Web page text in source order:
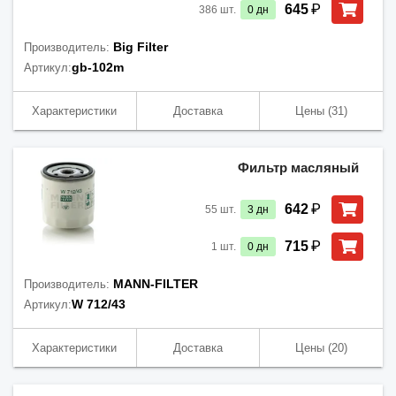
386 шт. 0 дн 645₽
Производитель: Big Filter
Артикул:gb-102m
Характеристики Доставка Цены (31)
Фильтр масляный
55 шт. 3 дн 642₽
1 шт. 0 дн 715₽
Производитель: MANN-FILTER
Артикул:W 712/43
Характеристики Доставка Цены (20)